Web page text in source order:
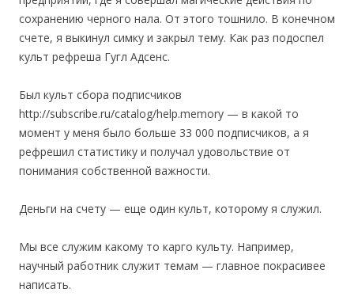
сохранению черного нала. От этого тошнило. В конечном
счете, я выкинул симку и закрыл тему. Как раз подоспел
культ рефреша Гугл Адсенс.
Был культ сбора подписчиков
http://subscribe.ru/catalog/help.memory — в какой то
момент у меня было больше 33 000 подписчиков, а я
рефрешил статистику и получал удовольствие от
понимания собственной важности.
Деньги на счету — еще один культ, которому я служил.
Мы все служим какому то карго культу. Например,
научный работник служит темам — главное покрасивее
написать.